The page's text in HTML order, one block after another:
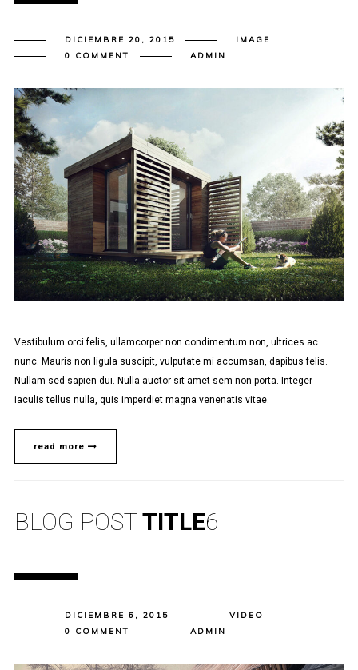
DICIEMBRE 20, 2015
IMAGE
0 COMMENT
ADMIN
Vestibulum orci felis, ullamcorper non condimentum non, ultrices ac
nunc. Mauris non ligula suscipit, vulputate mi accumsan, dapibus felis.
Nullam sed sapien dui. Nulla auctor sit amet sem non porta. Integer
iaculis tellus nulla, quis imperdiet magna venenatis vitae.
read more
BLOG POSTTITLE6
DICIEMBRE 6, 2015
VIDEO
0 COMMENT
ADMIN